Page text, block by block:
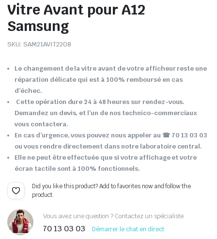
Vitre Avant pour A12
Samsung
SKU: SAM21AVIT2208
Le changement de la vitre avant de votre afficheur reste une
réparation délicate qui est à 100% remboursé en cas
d’échec.
Cette opération dure 24 à 48 heures sur rendez-vous.
Demandez un devis, et l’un de nos technico-commerciaux
vous contactera.
En cas d’urgence, vous pouvez nous appeler au ☎ 70 13 03 03
ou vous rendre directement dans notre laboratoire central.
Elle ne peut être effectuée que si votre affichage et votre
écran tactile sont à 100% fonctionnels.
Did you like this product? Add to favorites now and follow the
product.
Vous avez une question ? Contactez un spécialiste
70 13 03 03 Démarrer le chat en direct